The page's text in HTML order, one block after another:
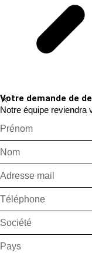
Votre demande de
Notre équipe